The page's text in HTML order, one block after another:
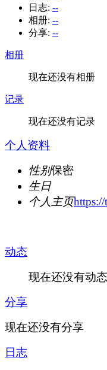
日志: --
相册: --
分享: --
相册
现在还没有相册
记录
现在还没有记录
个人资料
性别保密
生日
个人主页https://
动态
现在还没有动态
分享
现在还没有分享
日志